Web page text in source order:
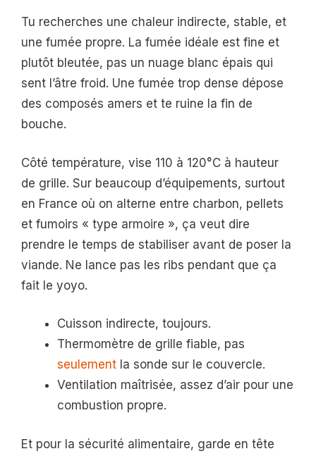
Tu recherches une chaleur indirecte, stable, et
une fumée propre. La fumée idéale est fine et
plutôt bleutée, pas un nuage blanc épais qui
sent l’âtre froid. Une fumée trop dense dépose
des composés amers et te ruine la fin de
bouche.
Côté température, vise 110 à 120°C à hauteur
de grille. Sur beaucoup d’équipements, surtout
en France où on alterne entre charbon, pellets
et fumoirs « type armoire », ça veut dire
prendre le temps de stabiliser avant de poser la
viande. Ne lance pas les ribs pendant que ça
fait le yoyo.
Cuisson indirecte, toujours.
Thermomètre de grille fiable, pas
seulement la sonde sur le couvercle.
Ventilation maîtrisée, assez d’air pour une
combustion propre.
Et pour la sécurité alimentaire, garde en tête